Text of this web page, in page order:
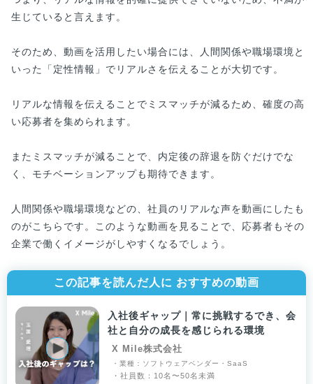
生じていると言えます。
そのため、動画を活用したい場合には、人間関係や職場環境と
いった「定性情報」でリアルさを伝えることが大切です。
リアルな情報を伝えることでミスマッチが減るため、確度の高
い応募者を集められます。
またミスマッチが減ることで、内定後の辞退を防ぐだけでな
く、モチベーションアップも期待できます。
人間関係や職場環境などの、社員のリアルな声を動画にしたも
のがこちらです。このような動画を見ることで、応募者もその
企業で働くイメージがしやすくなるでしょう。
この記事を読んだ人に おすすめの動画
入社後ギャップ｜常に挑戦するでき、会
社と自分の成長を感じられる環境
X Mile株式会社
・業種：ソフトウェアベンダー・SaaS
・社員数：10名〜50名未満